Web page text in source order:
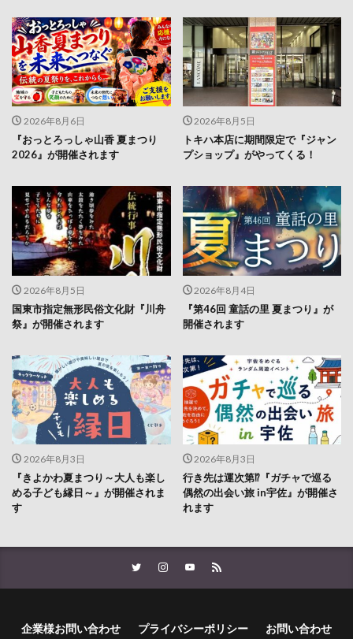
2026年8月6日
『おっとろっしゃ山香 夏まつり
2026』が開催されます
2026年8月5日
トキハ本店に期間限定で『ジャン
プショップ』がやってくる！
2026年8月5日
国東市指定無形民俗文化財『川舟
祭』が開催されます
2026年8月4日
『第46回 童話の里 夏まつり』が
開催されます
2026年8月3日
『きよかわ夏まつり～大人も楽し
める子ども縁日～』が開催されま
す
2026年8月3日
行き先は運次第⁉『ガチャで巡る
偶然の出会い旅 in宇佐』が開催さ
れます
企業様お問い合わせ プライバシーポリシー お問い合わせ